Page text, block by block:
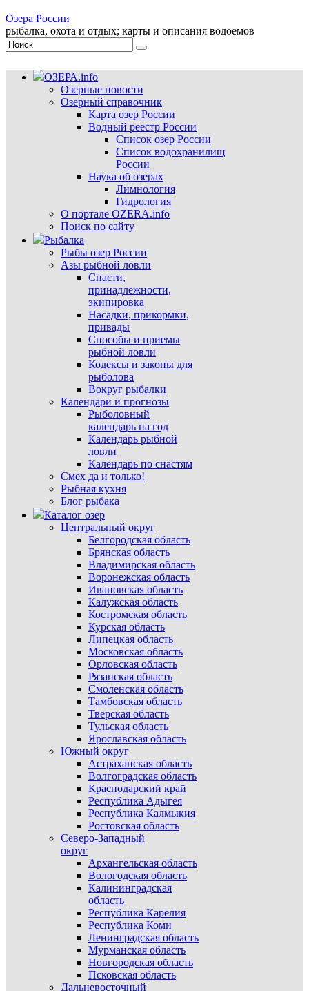
Озера России
рыбалка, охота и отдых; карты и описания водоемов
ОЗЕРА.info
Озерные новости
Озерный справочник
Карта озер России
Водный реестр России
Список озер России
Список водохранилищ
России
Наука об озерах
Лимнология
Гидрология
О портале OZERA.info
Поиск по сайту
Рыбалка
Рыбы озер России
Азы рыбной ловли
Снасти,
принадлежности,
экипировка
Насадки, прикормки,
привады
Способы и приемы
рыбной ловли
Кодексы и законы для
рыболова
Вокруг рыбалки
Календари и прогнозы
Рыболовный
календарь на год
Календарь рыбной
ловли
Календарь по снастям
Смех да и только!
Рыбная кухня
Блог рыбака
Каталог озер
Центральный округ
Белгородская область
Брянская область
Владимирская область
Воронежская область
Ивановская область
Калужская область
Костромская область
Курская область
Липецкая область
Московская область
Орловская область
Рязанская область
Смоленская область
Тамбовская область
Тверская область
Тульская область
Ярославская область
Южный округ
Астраханская область
Волгоградская область
Краснодарский край
Республика Адыгея
Республика Калмыкия
Ростовская область
Северо-Западный
округ
Архангельская область
Вологодская область
Калининградская
область
Республика Карелия
Республика Коми
Ленинградская область
Мурманская область
Новгородская область
Псковская область
Дальневосточный